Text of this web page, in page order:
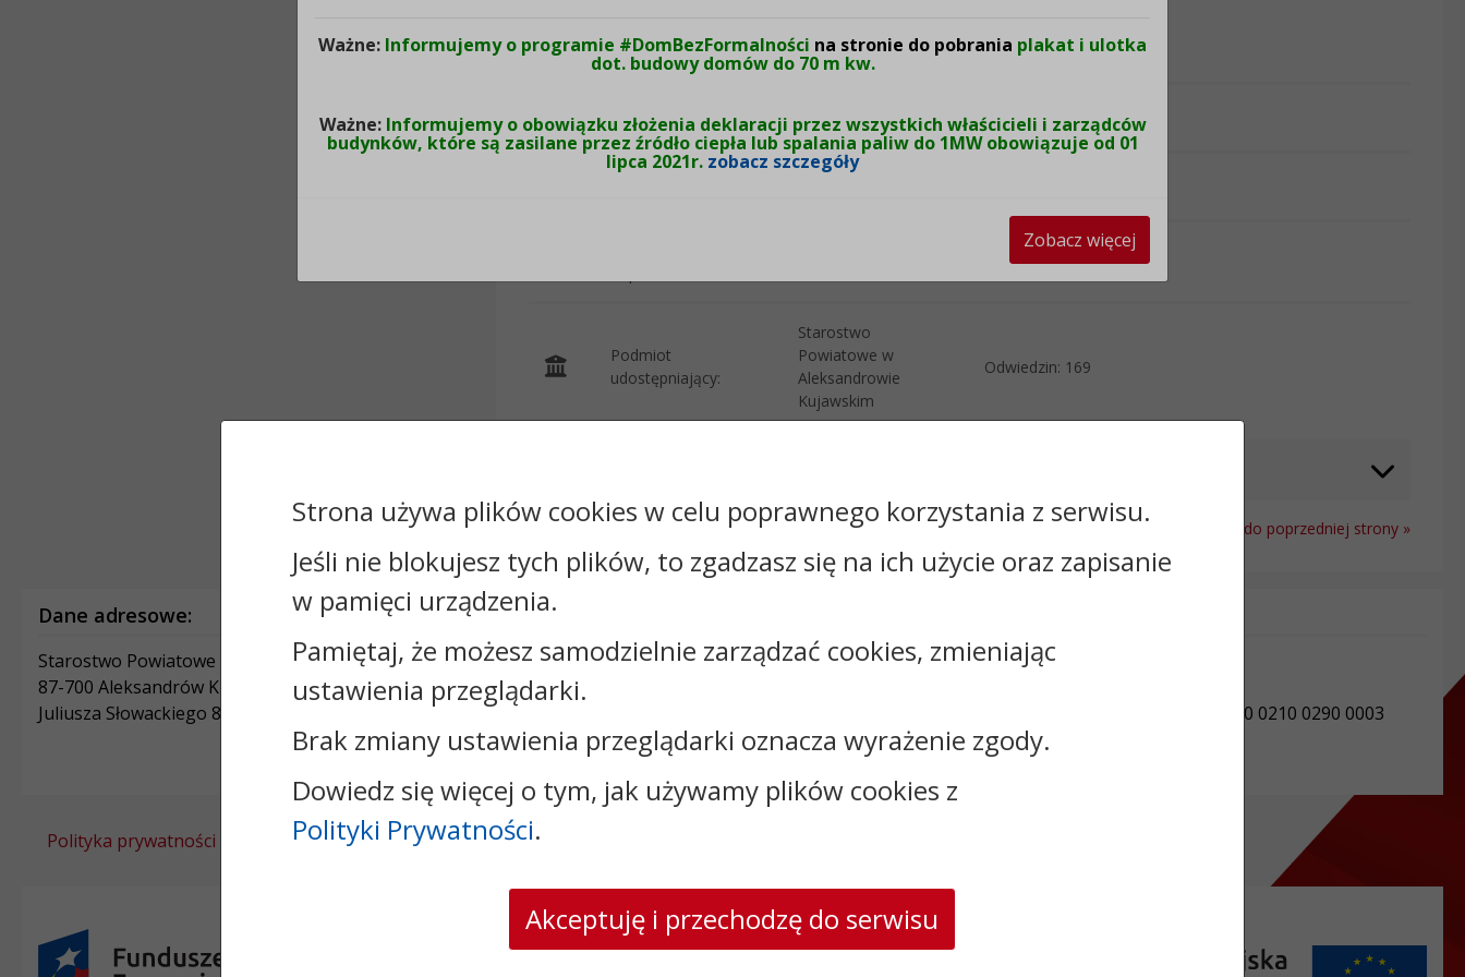
Wytworzono: 26-07-2024 przez: Magda Mąkowska
Wprowadzono przez: Jarosław Kruczkowski
Podmiot
udostępniający:
Starostwo
Powiatowe w
Aleksandrowie
Kujawskim
Odwiedzin: 169
Powrót do poprzedniej strony »
Dane adresowe:
Starostwo Powiatowe w Aleksandrowie Kujawskim
87-700 Aleksandrów Kujawski
Juliusza Słowackiego 8
Kontakt:
tel.:+48542827900
faks: +48542827928
e-mail:
skrytka ePUAP: /a8e06me4y7/SkrytkaESP
NIP: 8911623744
Numer konta: 34 9550 0003 2270 0210 0290 0003
Polityka prywatności
Strona używa plików cookies w celu poprawnego korzystania z serwisu.
Jeśli nie blokujesz tych plików, to zgadzasz się na ich użycie oraz zapisanie
w pamięci urządzenia.
Pamiętaj, że możesz samodzielnie zarządzać cookies, zmieniając
ustawienia przeglądarki.
Brak zmiany ustawienia przeglądarki oznacza wyrażenie zgody.
Dowiedz się więcej o tym, jak używamy plików cookies z
Polityki Prywatności.
Akceptuję i przechodzę do serwisu
Ważne: Informujemy o programie #DomBezFormalności na stronie do pobrania plakat i ulotka
dot. budowy domów do 70 m kw.
Ważne: Informujemy o obowiązku złożenia deklaracji przez wszystkich właścicieli i zarządców
budynków, które są zasilane przez źródło ciepła lub spalania paliw do 1MW obowiązuje od 01
lipca 2021r. zobacz szczegóły
Zobacz więcej